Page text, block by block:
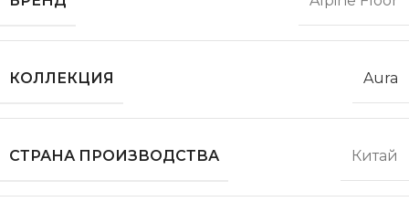
КОЛЛЕКЦИЯ Aura
СТРАНА ПРОИЗВОДСТВА Китай